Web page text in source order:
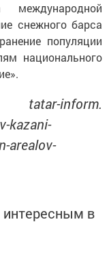
международной
снежного барса
популяции
национального
tatar-inform.
kazani-
arealov-
в